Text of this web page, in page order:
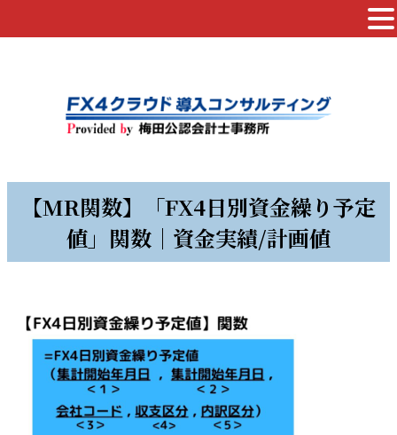
【MR関数】「FX4日別資金繰り予定
値」関数｜資金実績/計画値